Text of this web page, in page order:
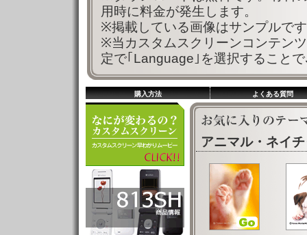
用時に料金が発生します。
※掲載している画像はサンプルで
※当カスタムスクリーンコンテン
定で｢Language｣を選択すること
購入方法 よくある質問
アニマル・ネイ